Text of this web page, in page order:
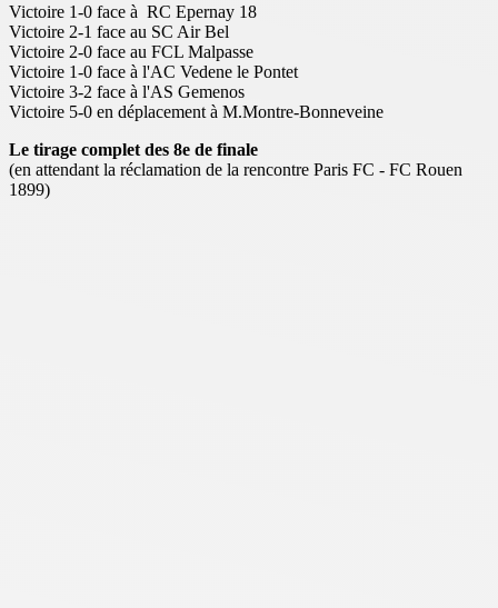
Victoire 1-0 face à RC Epernay 18
Victoire 2-1 face au SC Air Bel
Victoire 2-0 face au FCL Malpasse
Victoire 1-0 face à l'AC Vedene le Pontet
Victoire 3-2 face à l'AS Gemenos
Victoire 5-0 en déplacement à M.Montre-Bonneveine
Le tirage complet des 8e de finale
(en attendant la réclamation de la rencontre Paris FC - FC Rouen
1899)